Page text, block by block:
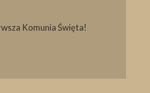
Komunia Święta!